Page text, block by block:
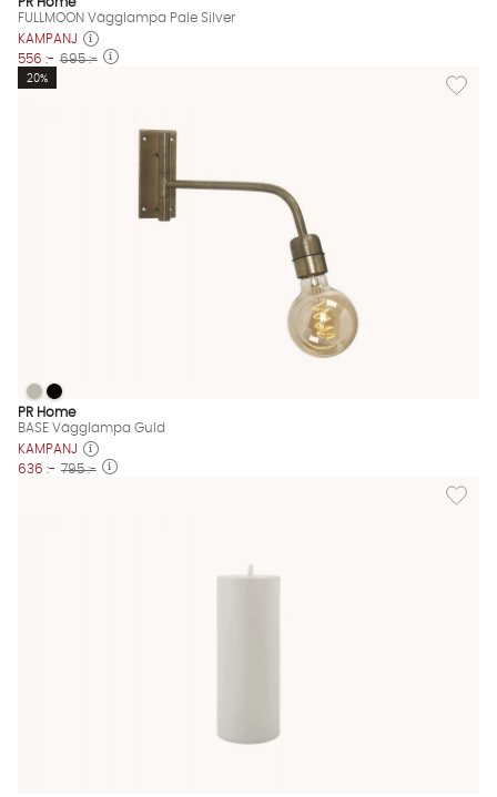
FULLMOON Vägglampa Pale Silver
KAMPANJ
556 :- 695 :-
Lägg
20%
BASE Vägglampa Guld Finns även i dessa färger:
BASE Vägglampa Guld
BASE Vägglampa Guld
PR Home
BASE Vägglampa Guld
KAMPANJ
636 :- 795 :-
Lägg